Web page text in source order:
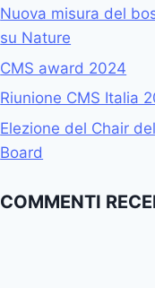
Nuova misura del
su Nature
CMS award 2024
Riunione CMS Italia
Elezione del Chair
Board
COMMENTI